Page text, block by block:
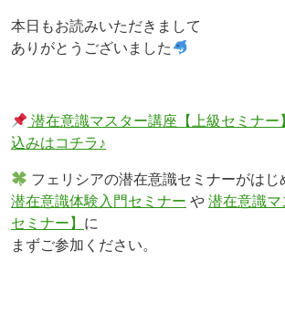
本日もお読みいただきまして
ありがとうございました
潜在意識マスター講座【上級セミナー
込みはコチラ♪
フェリシアの潜在意識セミナーがはじ
潜在意識体験入門セミナー や 潜在意識マ
セミナー】 に
まずご参加ください。